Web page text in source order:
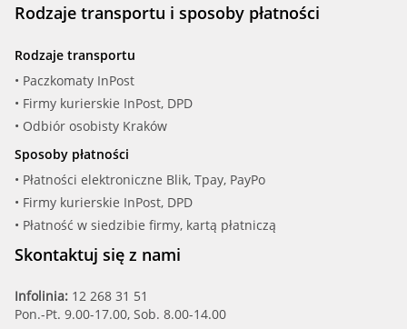
Rodzaje transportu i sposoby płatności
Rodzaje transportu
• Paczkomaty InPost
• Firmy kurierskie InPost, DPD
• Odbiór osobisty Kraków
Sposoby płatności
• Płatności elektroniczne Blik, Tpay, PayPo
• Firmy kurierskie InPost, DPD
• Płatność w siedzibie firmy, kartą płatniczą
Skontaktuj się z nami
Infolinia: 12 268 31 51
Pon.-Pt. 9.00-17.00, Sob. 8.00-14.00